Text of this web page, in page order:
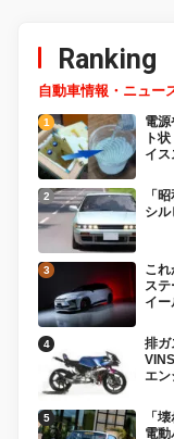
Ranking
自動車情報・ニュー
電
ト
イス
「
シ
こ
ス
イ
排ガ
エ
「
電